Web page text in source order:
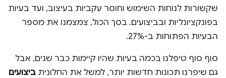
שקשורות לנוחות השימוש וחוסר עקביות בעיצוב, ועד בעיות
בפונקציונליות ובביצועים. בסך הכול, צמצמנו את מספר
הבעיות הפתוחות ב-27%.
סוף סוף טיפלנו בכמה בעיות שהיו קיימות כבר שנים, אבל
גם שיפרנו תכונות חדשות יותר, למשל את החלונית ביצועים